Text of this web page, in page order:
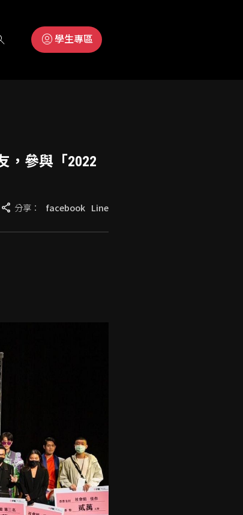
account_circle 學生專區
，參與「2022
share 分享： facebook Line